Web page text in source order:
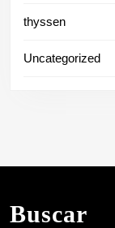
thyssen
Uncategorized
Buscar